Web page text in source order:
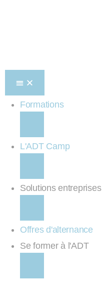
Formations
L'ADT Camp
Solutions entreprises
Offres d'alternance
Se former à l'ADT